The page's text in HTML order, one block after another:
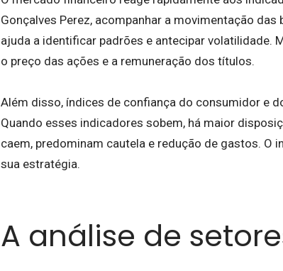
Gonçalves Perez, acompanhar a movimentação
ajuda a identificar padrões e antecipar volatilidade.
o preço das ações e a remuneração dos títulos.
Além disso, índices de confiança do consumidor e
Quando esses indicadores sobem, há maior
caem, predominam cautela e redução de gastos.
sua estratégia.
A análise de